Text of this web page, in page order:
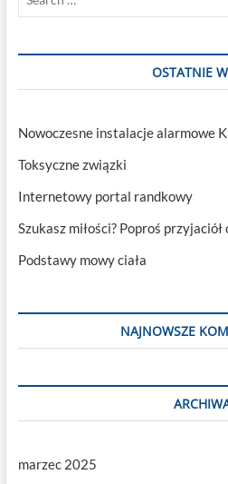
OSTATNIE
Nowoczesne instalacje alarmowe
Toksyczne związki
Internetowy portal randkowy
Szukasz miłości? Poproś przyjaciół
Podstawy mowy ciała
NAJNOWSZE
marzec 2025